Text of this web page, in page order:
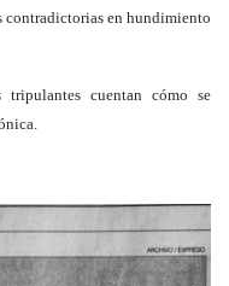
contradictorias en hundimiento
cuentan cómo se